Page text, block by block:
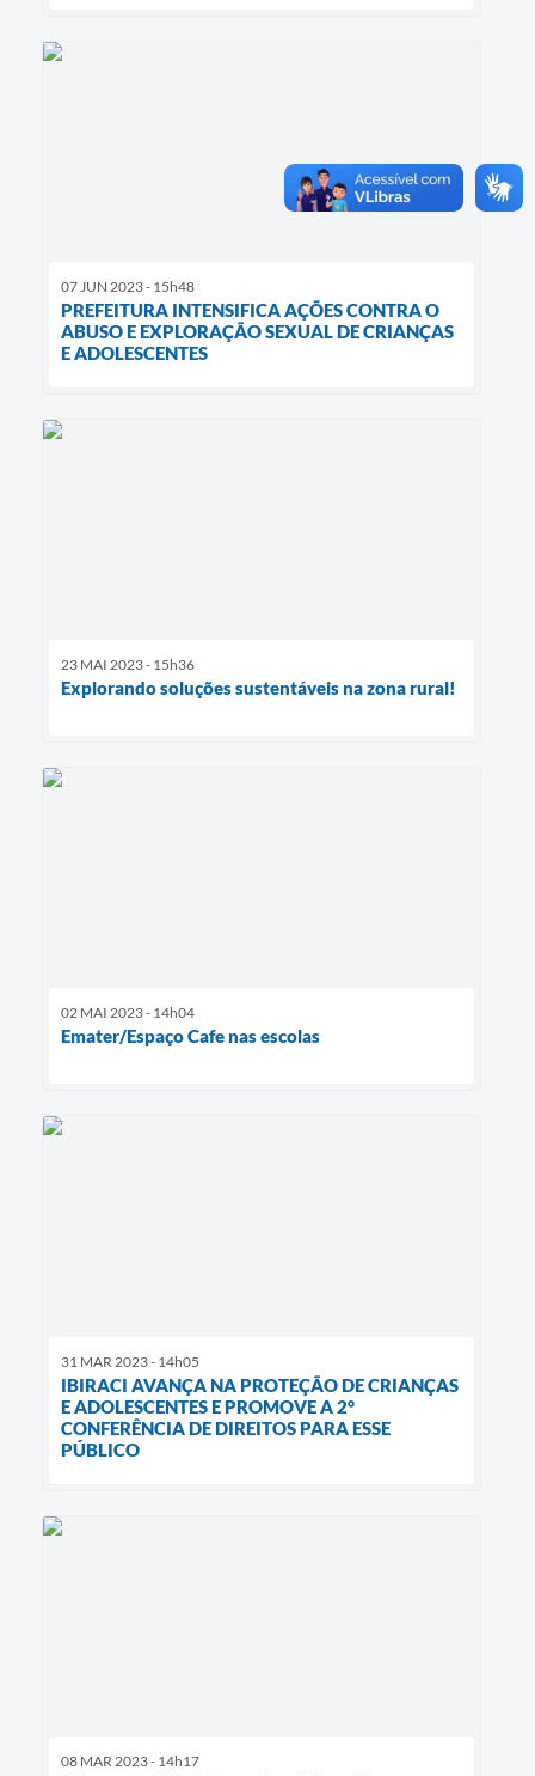
07 JUN 2023 - 15h48
PREFEITURA INTENSIFICA AÇÕES CONTRA O
ABUSO E EXPLORAÇÃO SEXUAL DE CRIANÇAS
E ADOLESCENTES
23 MAI 2023 - 15h36
Explorando soluções sustentáveis na zona rural!
02 MAI 2023 - 14h04
Emater/Espaço Cafe nas escolas
31 MAR 2023 - 14h05
IBIRACI AVANÇA NA PROTEÇÃO DE CRIANÇAS
E ADOLESCENTES E PROMOVE A 2°
CONFERÊNCIA DE DIREITOS PARA ESSE
PÚBLICO
08 MAR 2023 - 14h17